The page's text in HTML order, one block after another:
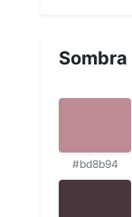
#bd8b94